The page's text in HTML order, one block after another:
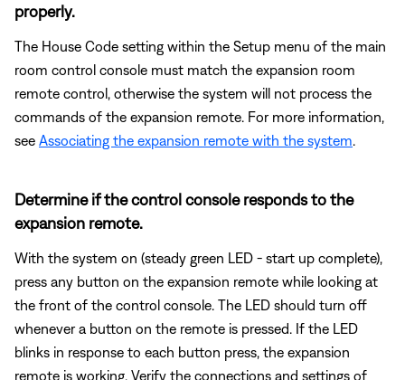
properly.
The House Code setting within the Setup menu of the main
room control console must match the expansion room
remote control, otherwise the system will not process the
commands of the expansion remote. For more information,
see Associating the expansion remote with the system
Determine if the control console responds to the
expansion remote.
With the system on (steady green LED - start up complete),
press any button on the expansion remote while looking at
the front of the control console. The LED should turn off
whenever a button on the remote is pressed. If the LED
blinks in response to each button press, the expansion
remote is working. Verify the connections and settings of